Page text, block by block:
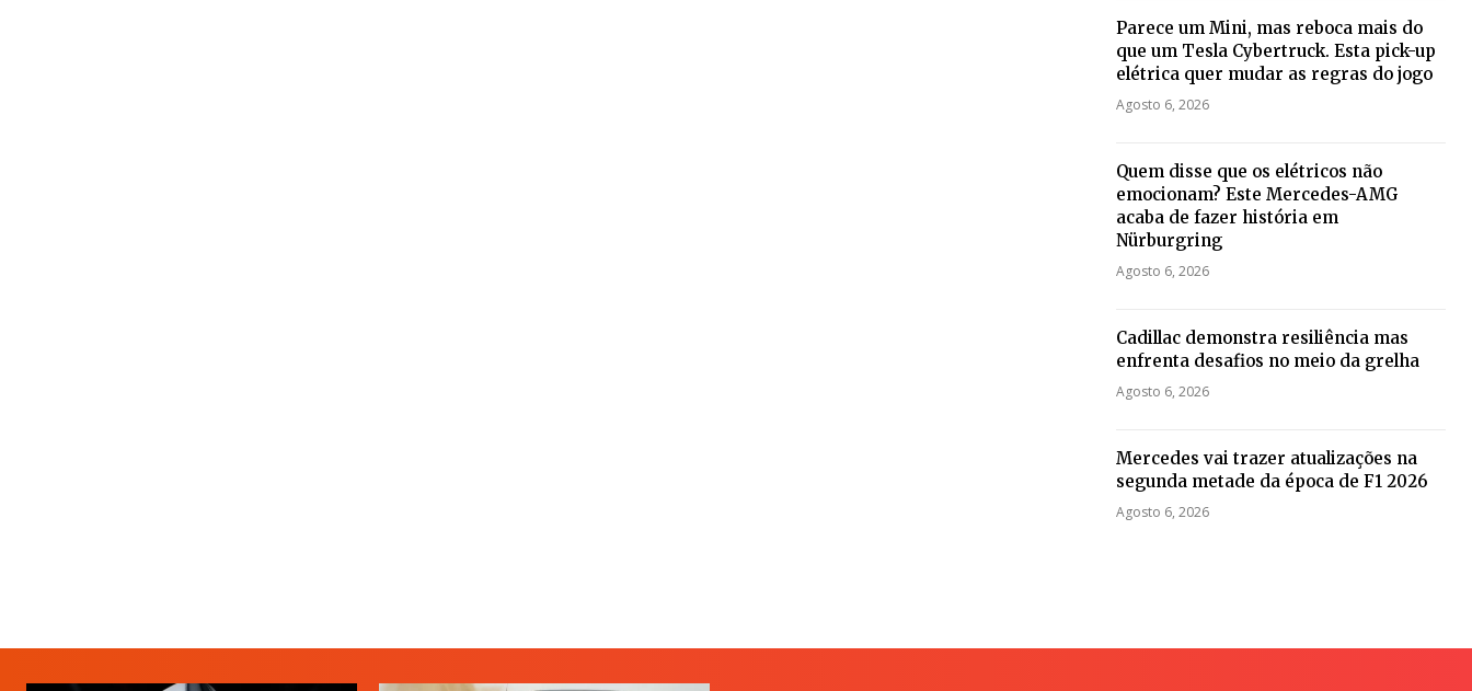
Parece um Mini, mas reboca mais do
que um Tesla Cybertruck. Esta pick-up
elétrica quer mudar as regras do jogo
Agosto 6, 2026
Quem disse que os elétricos não
emocionam? Este Mercedes-AMG
acaba de fazer história em
Nürburgring
Agosto 6, 2026
Cadillac demonstra resiliência mas
enfrenta desafios no meio da grelha
Agosto 6, 2026
Mercedes vai trazer atualizações na
segunda metade da época de F1 2026
Agosto 6, 2026